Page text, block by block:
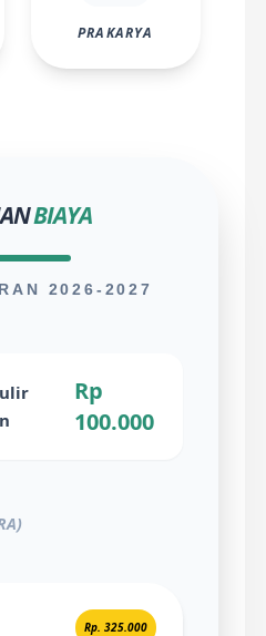
PRAKARYA
BIAYA
2026-2027
Rp
100.000
Rp. 325.000